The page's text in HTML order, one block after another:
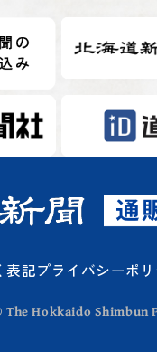
表記プライバシーポ
Hokkaido Shimbun